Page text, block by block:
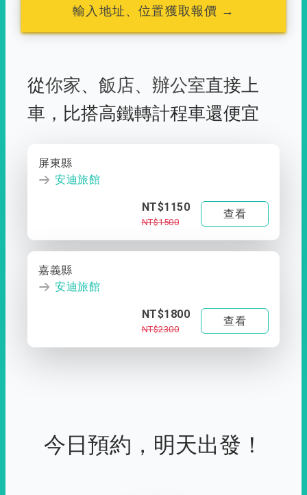
輸入地址、位置獲取報價 →
從你家、 飯店、 辦公室直接上
車， 比搭高鐵轉計程車還便宜
屏東縣
安迪旅館
NT$1150
NT$1500
查看
嘉義縣
安迪旅館
NT$1800
NT$2300
查看
今日預約，明天出發！